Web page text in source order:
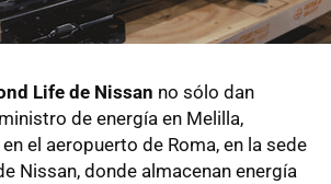
Life de Nissan no sólo dan
de energía en Melilla,
el aeropuerto de Roma, en la sede
Nissan, donde almacenan energía